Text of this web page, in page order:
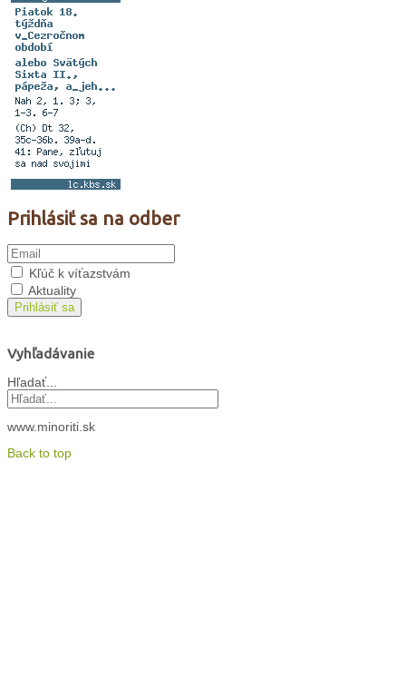
Prihlásiť sa na odber
Kľúč k víťazstvám
Aktuality
Prihlásiť sa
Vyhľadávanie
Hľadať...
www.minoriti.sk
Back to top